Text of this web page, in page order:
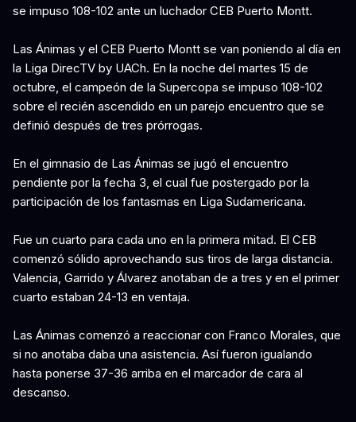
se impuso 108-102 ante un luchador CEB Puerto Montt.
Las Ánimas y el CEB Puerto Montt se van poniendo al día en
la Liga DirecTV by UACh. En la noche del martes 15 de
octubre, el campeón de la Supercopa se impuso 108-102
sobre el recién ascendido en un parejo encuentro que se
definió después de tres prórrogas.
En el gimnasio de Las Ánimas se jugó el encuentro
pendiente por la fecha 3, el cual fue postergado por la
participación de los fantasmas en Liga Sudamericana.
Fue un cuarto para cada uno en la primera mitad. El CEB
comenzó sólido aprovechando sus tiros de larga distancia.
Valencia, Garrido y Álvarez anotaban de a tres y en el primer
cuarto estaban 24-13 en ventaja.
Las Ánimas comenzó a reaccionar con Franco Morales, que
si no anotaba daba una asistencia. Así fueron igualando
hasta ponerse 37-36 arriba en el marcador de cara al
descanso.